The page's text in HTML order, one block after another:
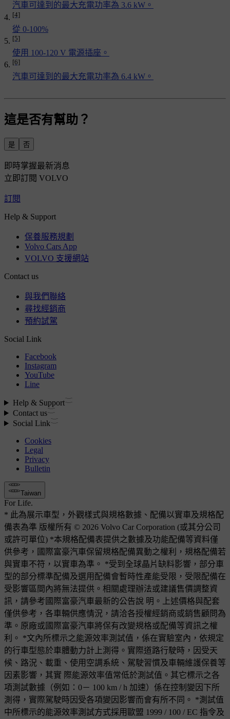
汽車可達到的最大充電功率為 3.6 kW。
[4]
從 0-100%
[5]
使用 100-120 V 電源插座。
[6]
汽車可達到的最大充電功率為 6.4 kW。
這是否有幫助？
是 否